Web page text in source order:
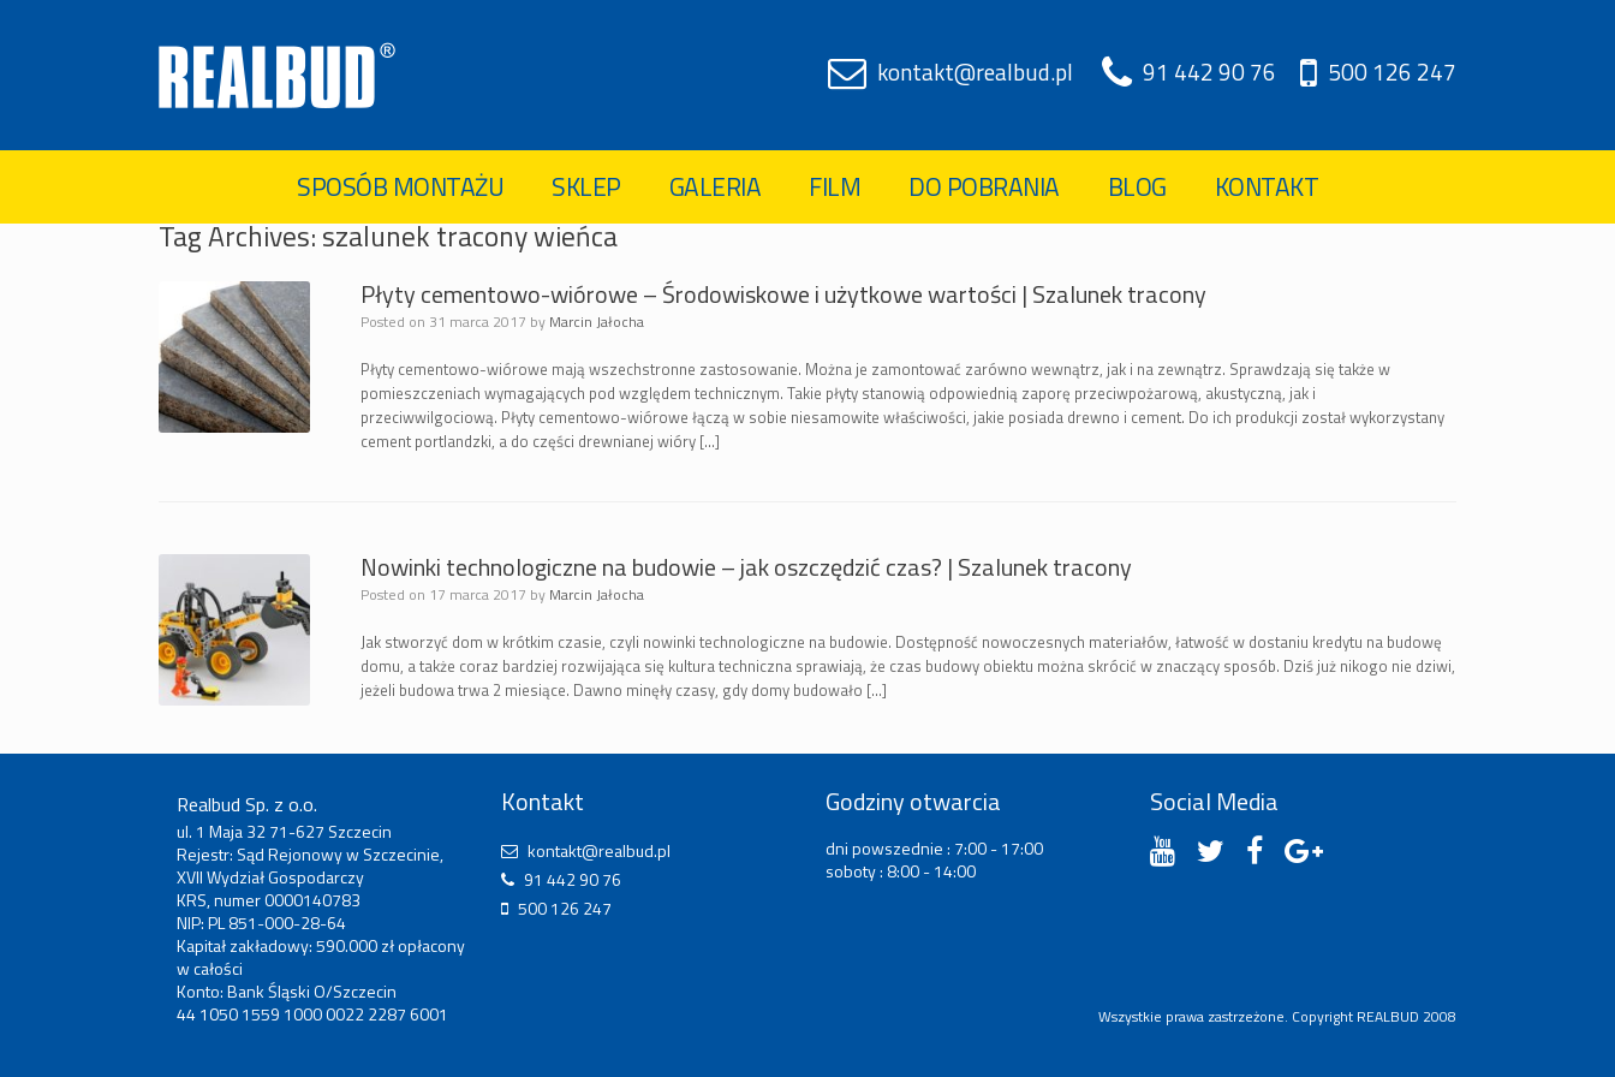
kontakt@realbud.pl 91 442 90 76 500 126 247
SPOSÓB MONTAŻU SKLEP GALERIA FILM DO POBRANIA BLOG KONTAKT
Tag Archives:szalunek tracony wieńca
Płyty cementowo-wiórowe – Środowiskowe i użytkowe wartości | Szalunek tracony
Posted on 31 marca 2017 by Marcin Jałocha
Płyty cementowo-wiórowe mają wszechstronne zastosowanie. Można je zamontować zarówno wewnątrz, jak i na zewnątrz. Sprawdzają się także w
pomieszczeniach wymagających pod względem technicznym. Takie płyty stanowią odpowiednią zaporę przeciwpożarową, akustyczną, jak i
przeciwwilgociową. Płyty cementowo-wiórowe łączą w sobie niesamowite właściwości, jakie posiada drewno i cement. Do ich produkcji został wykorzystany
cement portlandzki, a do części drewnianej wióry […]
Nowinki technologiczne na budowie – jak oszczędzić czas? | Szalunek tracony
Posted on 17 marca 2017 by Marcin Jałocha
Jak stworzyć dom w krótkim czasie, czyli nowinki technologiczne na budowie. Dostępność nowoczesnych materiałów, łatwość w dostaniu kredytu na budowę
domu, a także coraz bardziej rozwijająca się kultura techniczna sprawiają, że czas budowy obiektu można skrócić w znaczący sposób. Dziś już nikogo nie dziwi,
jeżeli budowa trwa 2 miesiące. Dawno minęły czasy, gdy domy budowało […]
Realbud Sp. z o.o.
ul. 1 Maja 32 71-627 Szczecin
Rejestr: Sąd Rejonowy w Szczecinie,
XVII Wydział Gospodarczy
KRS, numer 0000140783
NIP: PL 851-000-28-64
Kapitał zakładowy: 590.000 zł opłacony
w całości
Konto: Bank Śląski O/Szczecin
44 1050 1559 1000 0022 2287 6001
Kontakt
kontakt@realbud.pl
91 442 90 76
500 126 247
Godziny otwarcia
dni powszednie : 7:00 - 17:00
soboty : 8:00 - 14:00
Social Media
Wszystkie prawa zastrzeżone. Copyright REALBUD 2008